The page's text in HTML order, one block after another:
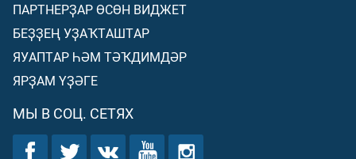
ПАРТНЕРҘАР ӨСӨН ВИДЖЕТ
БЕҘҘЕҢ УҘАҠТАШТАР
ЯУАПТАР ҺӘМ ТӘҠДИМДӘР
ЯРҘАМ ҮҘӘГЕ
МЫ В СОЦ. СЕТЯХ